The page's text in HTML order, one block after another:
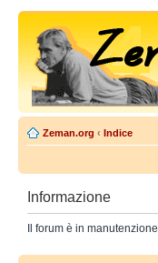
Zeman.org ‹ Indice
Informazione
Il forum è in manutenzione